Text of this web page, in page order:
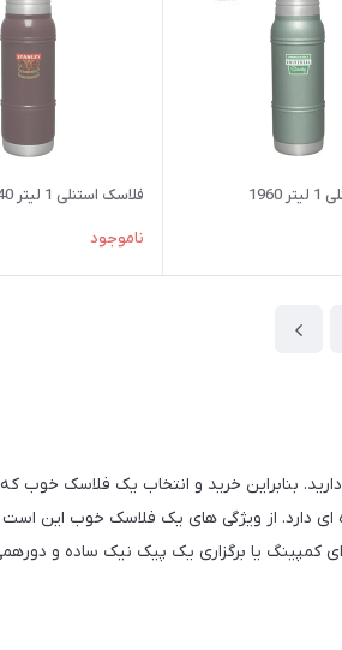
فلاسک استنلی 1 لیتر 1940
ناموجود
بنابراین خرید و انتخاب یک فلاسک خوب
دارد. از ویژگی های یک فلاسک خوب این است
کمپینگ یا برگزاری یک پیک نیک ساده و